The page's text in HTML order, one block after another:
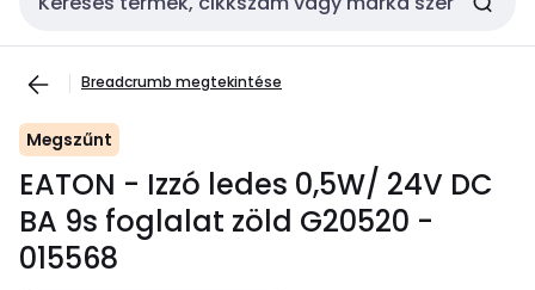
Keresési bemenet
Breadcrumb megtekintése
Megszűnt
EATON - Izzó ledes 0,5W/ 24V DC
BA 9s foglalat zöld G20520 -
015568